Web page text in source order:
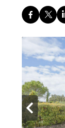
Contact